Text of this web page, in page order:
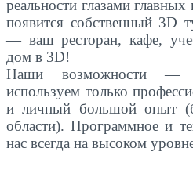
реальности глазами
появится собственный 3D
— ваш ресторан, кафе,
дом в 3D!
Наши возможности —
используем только
и личный большой опыт
области). Программное и
нас всегда на высоком